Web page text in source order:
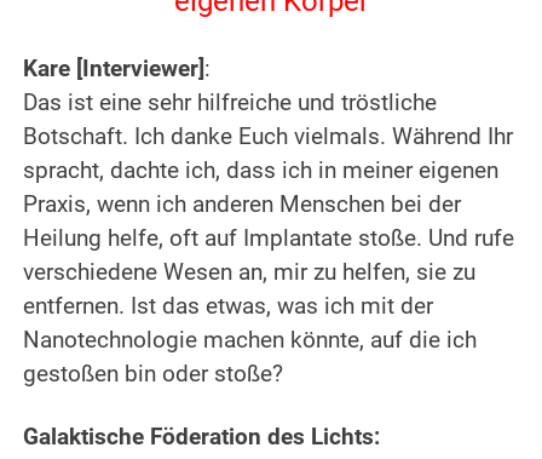
Kare [Interviewer] :
Das ist eine sehr hilfreiche und tröstliche
Botschaft. Ich danke Euch vielmals. Während Ihr
spracht, dachte ich, dass ich in meiner eigenen
Praxis, wenn ich anderen Menschen bei der
Heilung helfe, oft auf Implantate stoße. Und rufe
verschiedene Wesen an, mir zu helfen, sie zu
entfernen. Ist das etwas, was ich mit der
Nanotechnologie machen könnte, auf die ich
gestoßen bin oder stoße?
Galaktische Föderation des Lichts: